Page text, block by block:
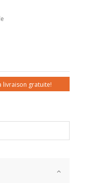
livraison gratuite!